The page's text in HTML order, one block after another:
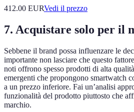
412.00 EURVedi il prezzo
7. Acquistare solo per il
Sebbene il brand possa influenzare le
importante non lasciare che questo
noti offrono spesso prodotti di alta
emergenti che propongono smartwatch
a un prezzo inferiore. Fai un’analisi
funzionalità del prodotto piuttosto che
marchio.